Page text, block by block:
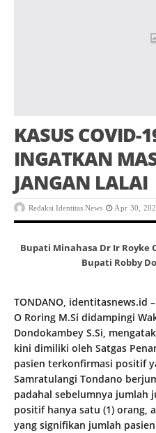
KASUS COVID-
INGATKAN
JANGAN LALAI
Redaksi Identitas News Apr 30,
Bupati Minahasa Dr Ir Royke
Bupati Robby
TONDANO, identitasnews.id
O Roring M.Si didampingi
Dondokambey S.Si,
kini dimiliki oleh Satgas
pasien terkonfirmasi positif
Samratulangi Tondano
padahal sebelumnya jumlah
positif hanya satu (1) orang,
yang signifikan jumlah